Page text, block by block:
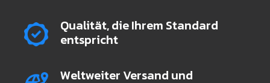
Qualität, die Ihrem Standard
entspricht
Weltweiter Versand und